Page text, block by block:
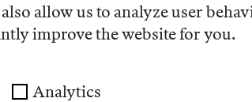
Seit Februar 2024
allow us to analyze user
improve the website for you.
Analytics